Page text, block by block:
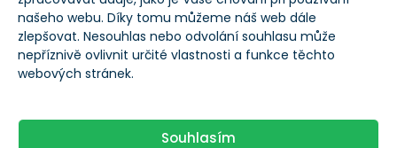
našeho webu. Díky tomu můžeme náš web dále
zlepšovat. Nesouhlas nebo odvolání souhlasu může
nepříznivě ovlivnit určité vlastnosti a funkce těchto
webových stránek.
Souhlasím
Emerson Electric / EMR
Načítání Načítání
Co to je?